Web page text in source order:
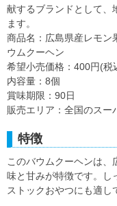
献するブランドとして、
ます。
商品名：広島県産レモン
ウムクーヘン
希望小売価格：400円(税
内容量：8個
賞味期限：90日
販売エリア：全国のスー
特徴
このバウムクーヘンは、
味と甘みが特徴です。し
ストックおやつにも適し